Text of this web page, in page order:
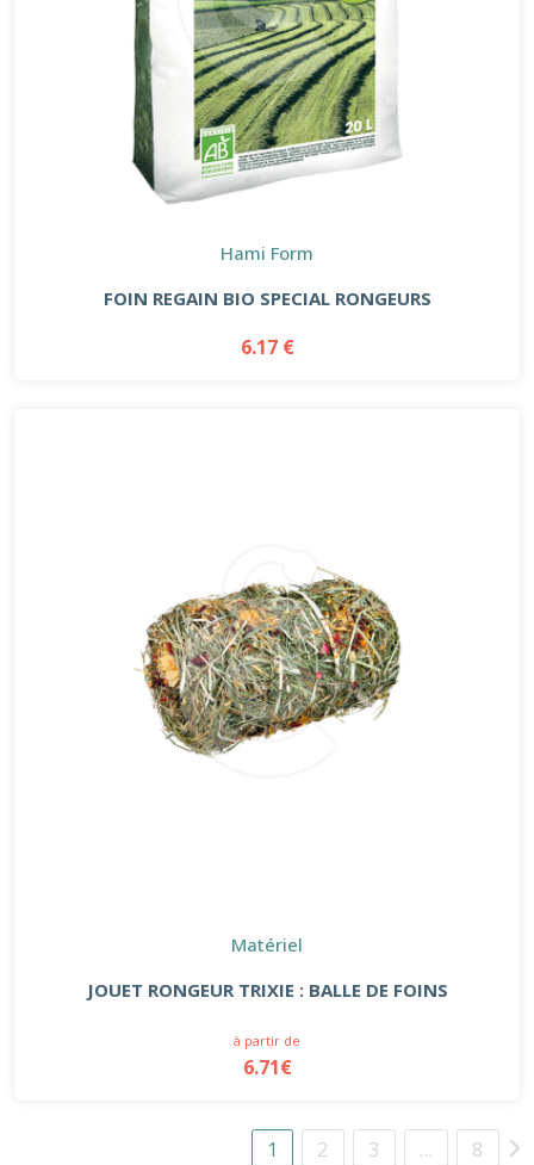
Hami Form
FOIN REGAIN BIO SPECIAL RONGEURS
6.17 €
Matériel
JOUET RONGEUR TRIXIE : BALLE DE FOINS
à partir de
6.71€
1 2 3 … 8